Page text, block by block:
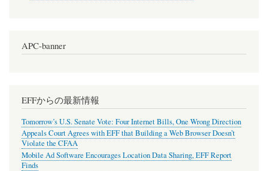
APC-banner
EFFからの最新情報
Tomorrow’s U.S. Senate Vote: Four Internet Bills, One Wrong Direction
Appeals Court Agrees with EFF that Building a Web Browser Doesn’t
Violate the CFAA
Mobile Ad Software Encourages Location Data Sharing, EFF Report
Finds